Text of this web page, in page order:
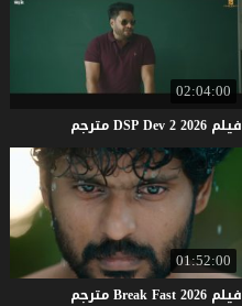
02:04:00
فيلم DSPDev22026 مترجم
01:52:00
فيلم BreakFast2026 مترجم